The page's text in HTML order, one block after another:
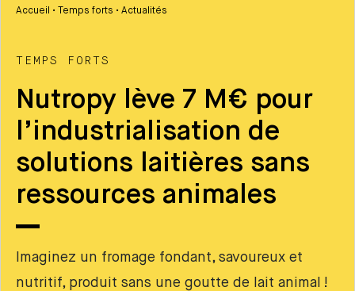
Accueil • Temps forts • Actualités
TEMPS FORTS
Nutropy lève 7 M€ pour
l’industrialisation de
solutions laitières sans
ressources animales
Imaginez un fromage fondant, savoureux et
nutritif, produit sans une goutte de lait animal !